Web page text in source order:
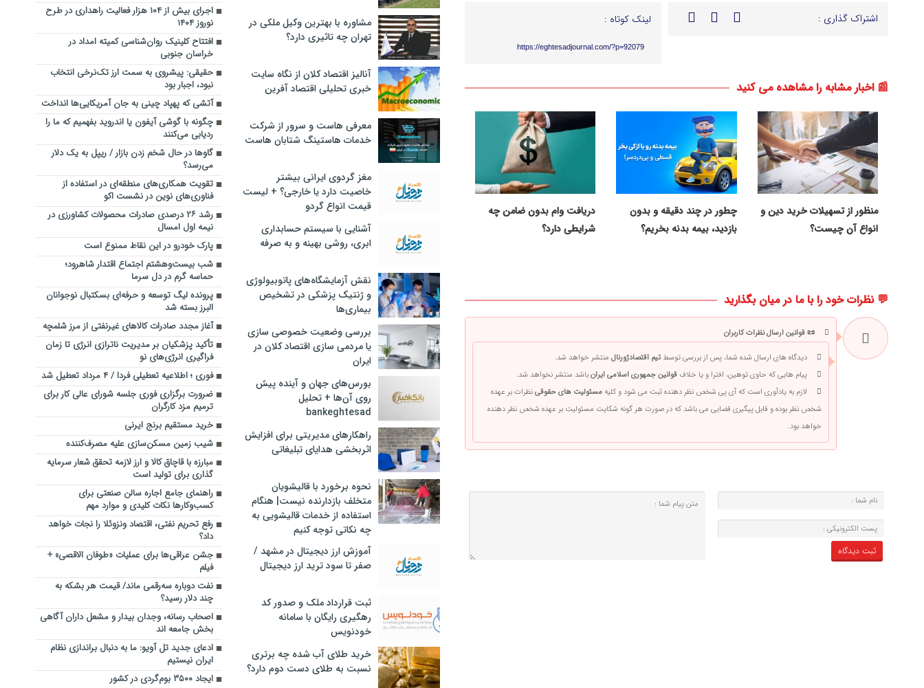
اشتراک گذاری : لینک کوتاه :
https://eghtesadjournal.com/?p=92079
📰 اخبار مشابه را مشاهده می کنید
منظور از تسهیلات خرید دین و
انواع آن چیست؟
چطور در چند دقیقه و بدون
بازدید، بیمه بدنه بخریم؟
دریافت وام بدون ضامن چه
شرایطی دارد؟
💬 نظرات خود را با ما در میان بگذارید
📜 قوانین ارسال نظرات کاربران
دیدگاه های ارسال شده شما، پس از بررسی توسط تیم اقتصادژورنال منتشر خواهد شد.
پیام هایی که حاوی توهین، افترا و یا خلاف قوانین جمهوری اسلامی ایرانباشد منتشر نخواهد شد.
لازم به یادآوری است که آی پی شخص نظر دهنده ثبت می شود و کلیه مسئولیت های حقوقینظرات بر عهده
شخص نظر بوده و قابل پیگیری قضایی می باشد که در صورت هر گونه شکایت مسئولیت بر عهده شخص نظر دهنده
خواهد بود.
مشاوره با بهترین وکیل ملکی در
تهران چه تاثیری دارد؟
آنالیز اقتصاد کلان از نگاه سایت
خبری تحلیلی اقتصاد آفرین
معرفی هاست و سرور از شرکت
خدمات هاستینگ شتابان هاست
مغز گردوی ایرانی بیشتر
خاصیت دارد یا خارجی؟ + لیست
قیمت انواع گردو
آشنایی با سیستم حسابداری
ابری، روشی بهینه و به صرفه
نقش آزمایشگاه‌های پاتوبیولوژی
و ژنتیک پزشکی در تشخیص
بیماری‌ها
بررسی وضعیت خصوصی سازی
یا مردمی سازی اقتصاد کلان در
ایران
بورس‌های جهان و آینده پیش
روی آن‌ها + تحلیل
bankeghtesad
راهکارهای مدیریتی برای افزایش
اثربخشی هدایای تبلیغاتی
نحوه برخورد با قالیشویان
متخلف بازدارنده نیست| هنگام
استفاده از خدمات قالیشویی به
چه نکاتی توجه کنیم
آموزش ارز دیجیتال در مشهد /
صفر تا سود ترید ارز دیجیتال
ثبت قرارداد ملک و صدور کد
رهگیری رایگان با سامانه
خودنویس
خرید طلای آب شده چه برتری
نسبت به طلای دست دوم دارد؟
اجرای بیش از ۱۰۴ هزار فعالیت راهداری در طرح
نوروز ۱۴۰۴
افتتاح کلینیک روان‌شناسی کمیته‌ امداد در
خراسان‌ جنوبی
حقیقی: پیشروی به سمت ارز تک‌نرخی انتخاب
نبود، اجبار بود
آتشی که پهپاد چینی به جان آمریکایی‌ها انداخت
چگونه با گوشی آیفون یا اندروید بفهمیم که ما را
ردیابی می‌کنند
گاوها در حال شخم زدن بازار / ریپل به یک دلار
می‌رسد؟
تقویت همکاری‌های منطقه‌ای در استفاده از
فناوری‌های نوین در نشست اکو
رشد ۲۶ درصدی صادرات محصولات کشاورزی در
نیمه اول امسال
پارک خودرو در این نقاط ممنوع است
شب بیست‌وهشتم اجتماع اقتدار شاهرود؛
حماسه‌ گرم در دل سرما
پرونده لیگ توسعه و حرفه‌ای بسکتبال نوجوانان
البرز بسته شد
آغاز مجدد صادرات کالاهای غیرنفتی از مرز شلمچه
تأکید پزشکیان بر مدیریت ناترازی انرژی تا زمان
فراگیری انرژی‌های نو
فوری ؛ اطلاعیه تعطیلی فردا / ۴ مرداد تعطیل شد
ضرورت برگزاری فوری جلسه شورای عالی کار برای
ترمیم مزد کارگران
خرید مستقیم برنج ایرنی
شیب زمین مسکن‌سازی علیه مصرف‌کننده
مبارزه با قاچاق کالا و ارز لازمه تحقق شعار سرمایه
گذاری برای تولید است
راهنمای جامع اجاره سالن صنعتی برای
کسب‌وکارها نکات کلیدی و موارد مهم
رفع تحریم نفتی، اقتصاد ونزوئلا را نجات خواهد
داد؟
جشن عراقی‌ها برای عملیات «طوفان الاقصی» +
فیلم
نفت دوباره سه‌رقمی ماند/ قیمت هر بشکه به
چند دلار رسید؟
اصحاب رسانه، وجدان بیدار و مشعل داران آگاهی
بخش جامعه اند
ادعای جدید تل آویو: ما به دنبال براندازی نظام
ایران نیستیم
ایجاد ۳۵۰۰ بوم‌گردی در کشور